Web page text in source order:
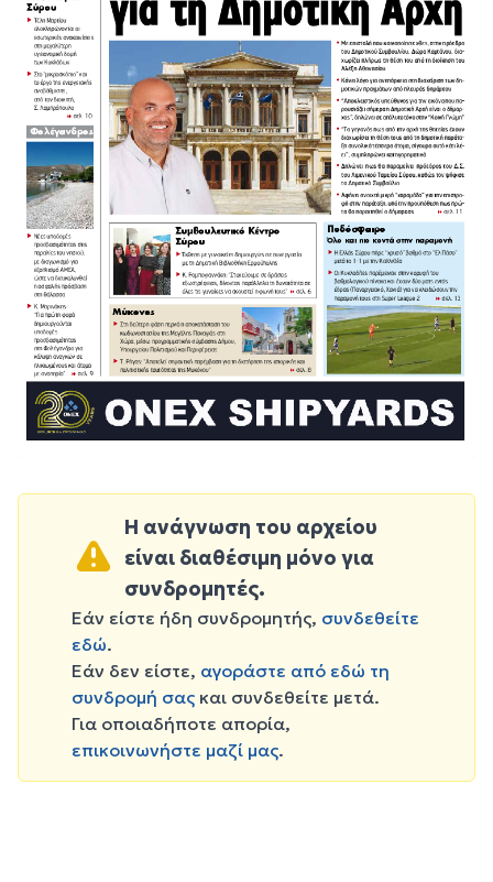
Η ανάγνωση του αρχείου
είναι διαθέσιμη μόνο για
συνδρομητές.
Εάν είστε ήδη συνδρομητής, συνδεθείτε
εδώ.
Εάν δεν είστε, αγοράστε από εδώ τη
συνδρομή σας και συνδεθείτε μετά.
Για οποιαδήποτε απορία,
επικοινωνήστε μαζί μας.